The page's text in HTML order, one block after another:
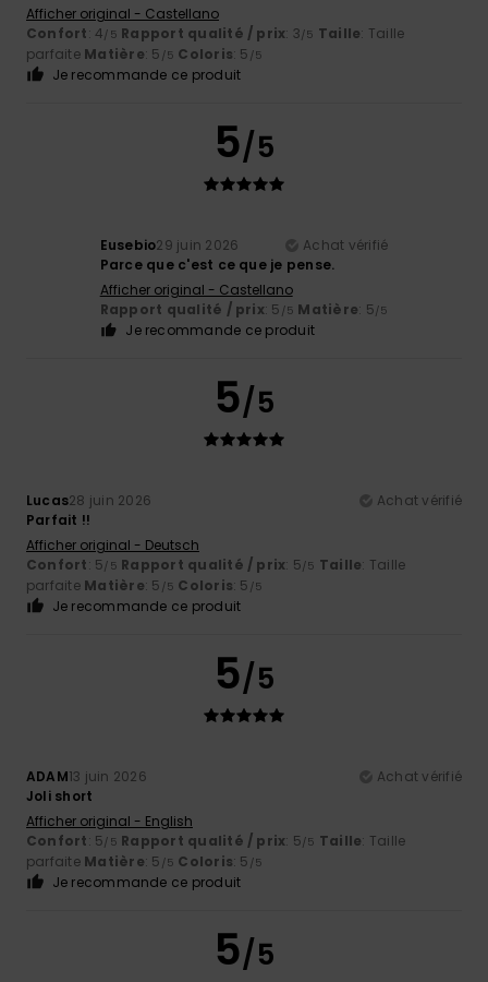
Afficher original - Castellano
Confort: 4/5 Rapport qualité / prix: 3/5 Taille: Taille
parfaite Matière: 5 /5 Coloris: 5 /5
Je recommande ce produit
5/5
Eusebio29 juin 2026
Achat vérifié
Parce que c'est ce que je pense.
Afficher original - Castellano
Rapport qualité / prix: 5 /5 Matière: 5/5
Je recommande ce produit
5/5
Lucas28 juin 2026
Achat vérifié
Parfait !!
Afficher original - Deutsch
Confort: 5/5 Rapport qualité / prix: 5/5 Taille: Taille
parfaite Matière: 5 /5 Coloris: 5 /5
Je recommande ce produit
5/5
ADAM13 juin 2026
Achat vérifié
Joli short
Afficher original - English
Confort: 5/5 Rapport qualité / prix: 5/5 Taille: Taille
parfaite Matière: 5 /5 Coloris: 5 /5
Je recommande ce produit
5/5